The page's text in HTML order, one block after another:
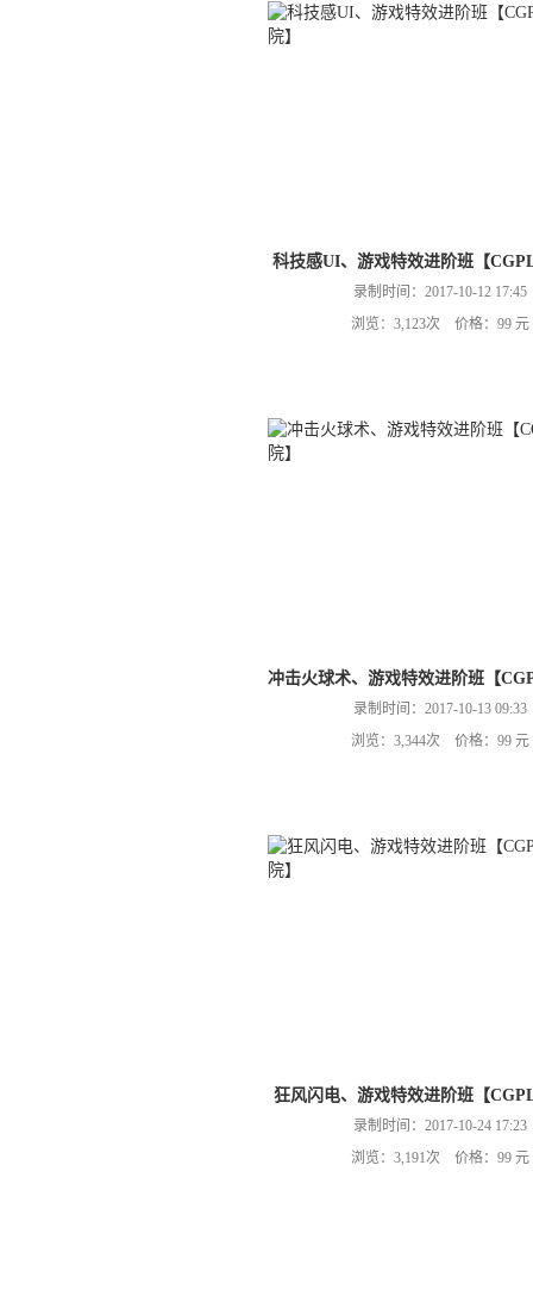
科技感UI、游戏特效进阶班【
录制时间：2017-10-12 17:45
浏览：3,123次 价格：99 元
冲击火球术、游戏特效进阶班【
录制时间：2017-10-13 09:33
浏览：3,344次 价格：99 元
狂风闪电、游戏特效进阶班【
录制时间：2017-10-24 17:23
浏览：3,191次 价格：99 元